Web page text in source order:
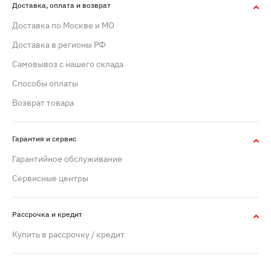
Доставка, оплата и возврат
Доставка по Москве и МО
Доставка в регионы РФ
Самовывоз с нашего склада
Способы оплаты
Возврат товара
Гарантия и сервис
Гарантийное обслуживание
Сервисные центры
Рассрочка и кредит
Купить в рассрочку / кредит